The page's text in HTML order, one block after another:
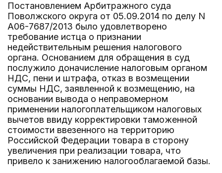
Постановлением Арбитражного суда
Поволжского округа от 05.09.2014 по делу N
А06-7687/2013 было удовлетворено
требование истца о признании
недействительным решения налогового
органа. Основанием для обращения в суд
послужило доначисление налоговым органом
НДС, пени и штрафа, отказ в возмещении
суммы НДС, заявленной к возмещению, на
основании вывода о неправомерном
применении налогоплательщиком налоговых
вычетов ввиду корректировки таможенной
стоимости ввезенного на территорию
Российской Федерации товара в сторону
увеличения при реализации товара, что
привело к занижению налогооблагаемой базы.